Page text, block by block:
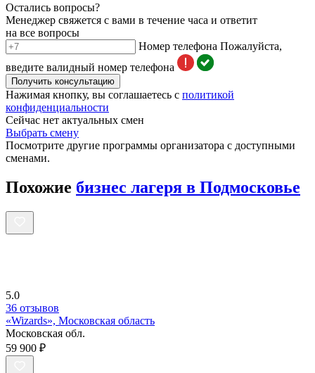
Остались вопросы?
Менеджер свяжется с вами в течение часа и ответит
на все вопросы
Номер телефона Пожалуйста,
введите валидный номер телефона
Получить консультацию
Нажимая кнопку, вы соглашаетесь с политикой
конфиденциальности
Сейчас нет актуальных смен
Выбрать смену
Посмотрите другие программы организатора с доступными
сменами.
Похожие бизнес лагеря в Подмосковье
5.0
36 отзывов
«Wizards», Московская область
Московская обл.
59 900 ₽